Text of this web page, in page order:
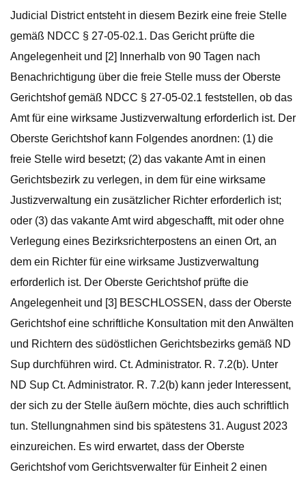
Judicial District entsteht in diesem Bezirk eine freie Stelle
gemäß NDCC § 27-05-02.1. Das Gericht prüfte die
Angelegenheit und [2] Innerhalb von 90 Tagen nach
Benachrichtigung über die freie Stelle muss der Oberste
Gerichtshof gemäß NDCC § 27-05-02.1 feststellen, ob das
Amt für eine wirksame Justizverwaltung erforderlich ist. Der
Oberste Gerichtshof kann Folgendes anordnen: (1) die
freie Stelle wird besetzt; (2) das vakante Amt in einen
Gerichtsbezirk zu verlegen, in dem für eine wirksame
Justizverwaltung ein zusätzlicher Richter erforderlich ist;
oder (3) das vakante Amt wird abgeschafft, mit oder ohne
Verlegung eines Bezirksrichterpostens an einen Ort, an
dem ein Richter für eine wirksame Justizverwaltung
erforderlich ist. Der Oberste Gerichtshof prüfte die
Angelegenheit und [3] BESCHLOSSEN, dass der Oberste
Gerichtshof eine schriftliche Konsultation mit den Anwälten
und Richtern des südöstlichen Gerichtsbezirks gemäß ND
Sup durchführen wird. Ct. Administrator. R. 7.2(b). Unter
ND Sup Ct. Administrator. R. 7.2(b) kann jeder Interessent,
der sich zu der Stelle äußern möchte, dies auch schriftlich
tun. Stellungnahmen sind bis spätestens 31. August 2023
einzureichen. Es wird erwartet, dass der Oberste
Gerichtshof vom Gerichtsverwalter für Einheit 2 einen